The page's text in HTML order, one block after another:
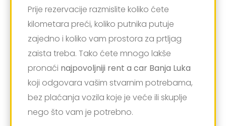
Prije rezervacije razmislite koliko ćete
kilometara preći, koliko putnika putuje
zajedno i koliko vam prostora za prtljag
zaista treba. Tako ćete mnogo lakše
pronaći najpovoljniji rent a car Banja Luka
koji odgovara vašim stvarnim potrebama,
bez plaćanja vozila koje je veće ili skuplje
nego što vam je potrebno.